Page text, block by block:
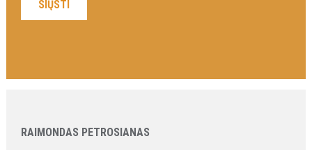
RAIMONDAS PETROSIANAS